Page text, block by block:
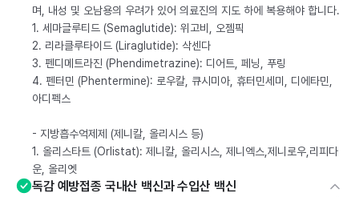
며, 내성 및 오남용의 우려가 있어 의료진의 지도 하에 복용해야 합니다.
1. 세마글루티드 (Semaglutide): 위고비, 오젬픽
2. 리라클루타이드 (Liraglutide): 삭센다
3. 펜디메트라진 (Phendimetrazine): 디어트, 페닝, 푸링
4. 펜터민 (Phentermine): 로우칼, 큐시미아, 휴터민세미, 디에타민,
아디펙스
- 지방흡수억제제 (제니칼, 올리시스 등)
1. 올리스타트 (Orlistat): 제니칼, 올리시스, 제니엑스,제니로우,리피다
운, 올리엣
독감 예방접종 국내산 백신과 수입산 백신